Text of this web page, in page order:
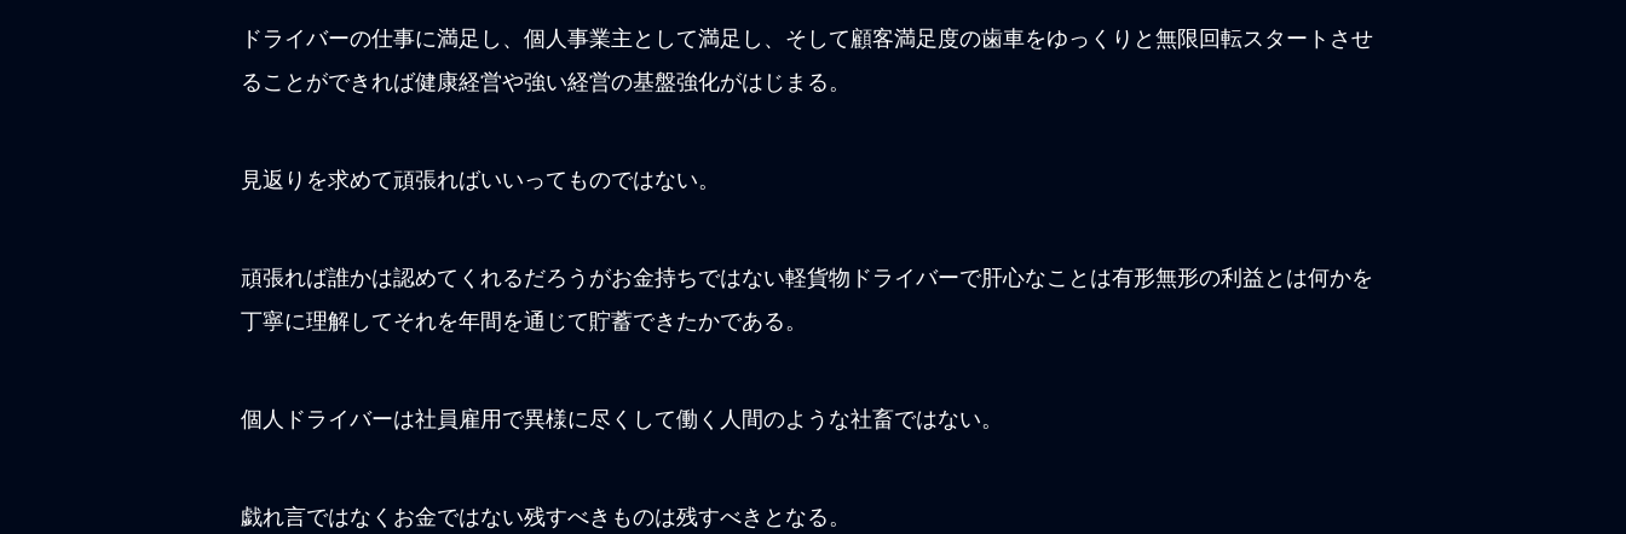
ドライバーの仕事に満足し、個人事業主として満足し、そして顧客満足度の歯車をゆっくりと無限回転スタートさせ
ることができれば健康経営や強い経営の基盤強化がはじまる。
見返りを求めて頑張ればいいってものではない。
頑張れば誰かは認めてくれるだろうがお金持ちではない軽貨物ドライバーで肝心なことは有形無形の利益とは何かを
丁寧に理解してそれを年間を通じて貯蓄できたかである。
個人ドライバーは社員雇用で異様に尽くして働く人間のような社畜ではない。
戯れ言ではなくお金ではない残すべきものは残すべきとなる。